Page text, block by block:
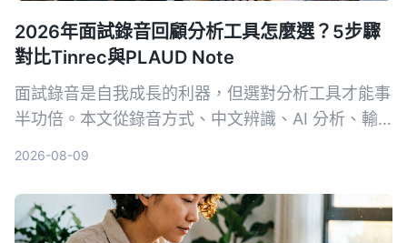
2026年面試錄音回顧分析工具怎麼選？5步驟
對比Tinrec與PLAUD Note
面試錄音是自我成長的利器，但選對分析工具才能事
半功倍。本文從錄音方式、中文辨識、AI 分析、輸
面試回顧的 AI 工具。
2026-08-09